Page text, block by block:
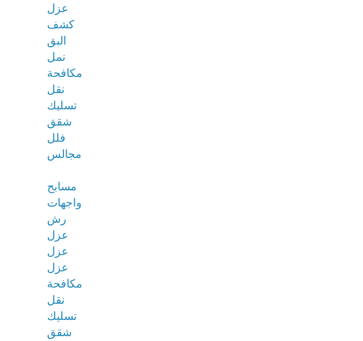
عزل
كشف
البق
نمل
مكافحة
نقل
تسليك
شقق
فلل
مجالس
مسابح
واجهات
رش
عزل
عزل
عزل
مكافحة
نقل
تسليك
شقق